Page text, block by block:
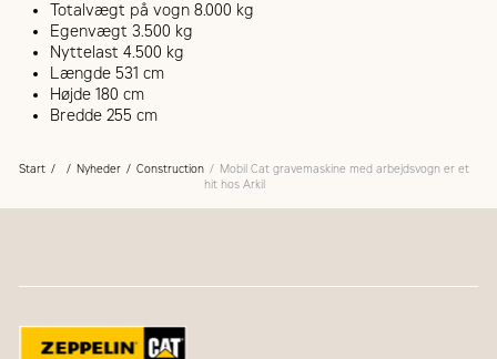
Totalvægt på vogn 8.000 kg
Egenvægt 3.500 kg
Nyttelast 4.500 kg
Længde 531 cm
Højde 180 cm
Bredde 255 cm
Start Nyheder Construction
Mobil Cat gravemaskine med arbejdsvogn er et
hit hos Arkil